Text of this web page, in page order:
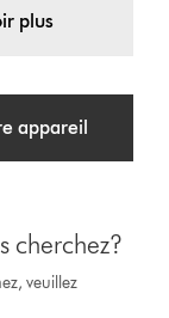
plus
appareil
cherchez?
veuillez